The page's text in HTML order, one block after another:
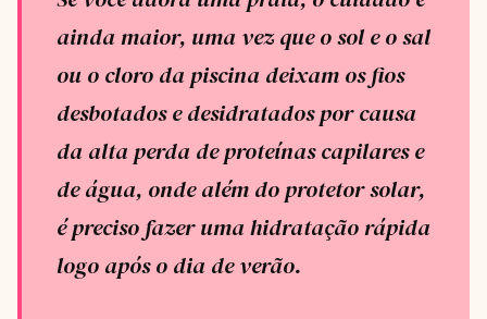
ainda maior, uma vez que o sol e o sal
ou o cloro da piscina deixam os fios
desbotados e desidratados por causa
da alta perda de proteínas capilares e
de água, onde além do protetor solar,
é preciso fazer uma hidratação rápida
logo após o dia de verão.